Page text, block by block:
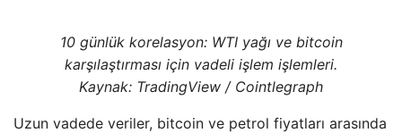
10 günlük korelasyon: WTI yağı ve bitcoin
karşılaştırması için vadeli işlem işlemleri.
Kaynak: TradingView / Cointlegraph
Uzun vadede veriler, bitcoin ve petrol fiyatları arasında